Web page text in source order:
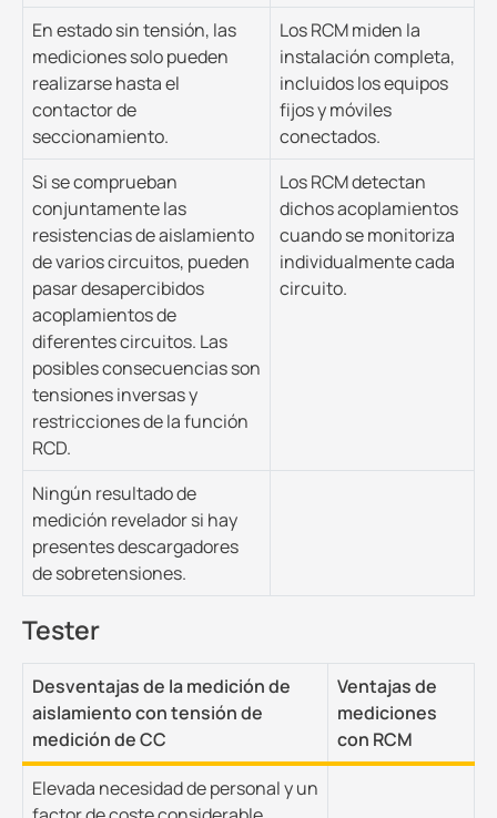
En estado sin tensión, las
mediciones solo pueden
realizarse hasta el
contactor de
seccionamiento.
Los RCM miden la
instalación completa,
incluidos los equipos
fijos y móviles
conectados.
Si se comprueban
conjuntamente las
resistencias de aislamiento
de varios circuitos, pueden
pasar desapercibidos
acoplamientos de
diferentes circuitos. Las
posibles consecuencias son
tensiones inversas y
restricciones de la función
RCD.
Los RCM detectan
dichos acoplamientos
cuando se monitoriza
individualmente cada
circuito.
Ningún resultado de
medición revelador si hay
presentes descargadores
de sobretensiones.
Tester
Desventajas de la medición de
aislamiento con tensión de
medición de CC
Ventajas de
mediciones
con RCM
Elevada necesidad de personal y un